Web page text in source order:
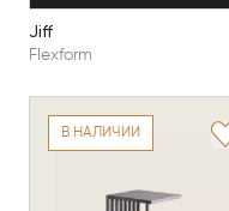
Jiff
Flexform
В НАЛИЧИИ